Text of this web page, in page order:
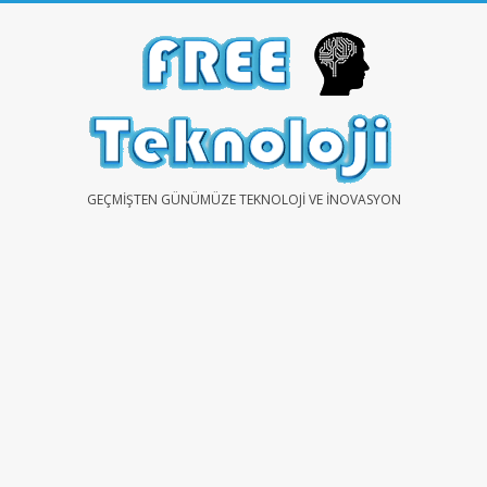
FREEGEÇMIŞTEN GÜNÜMÜZE TEKNOLOJI VE İNOVASYON